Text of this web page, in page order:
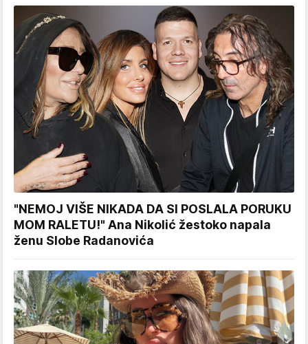
"NEMOJ VIŠE NIKADA DA SI POSLALA PORUKU
MOM RALETU!" Ana Nikolić žestoko napala
ženu Slobe Radanovića